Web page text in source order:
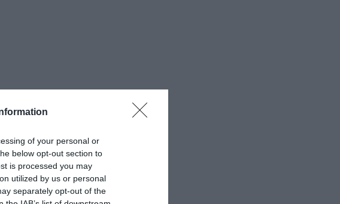
of your personal or
below opt-out section to
is processed you may
utilized by us or personal
separately opt-out of the